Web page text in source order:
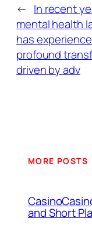
← In recent
mental health
has
profound
driven by adv
MORE POSTS
and Short